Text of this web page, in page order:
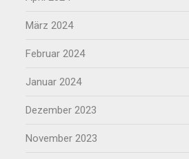
März 2024
Februar 2024
Januar 2024
Dezember 2023
November 2023